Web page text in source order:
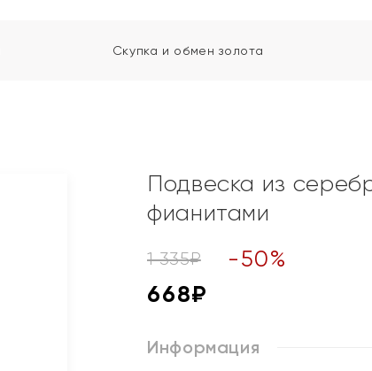
Скупка и обмен золота
Подвеска из
фианитами
1 335₽ -50%
668₽
Информация